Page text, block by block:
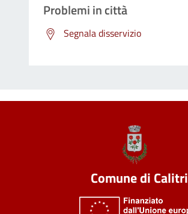
Problemi in città
Segnala disservizio
Comune di Calitri